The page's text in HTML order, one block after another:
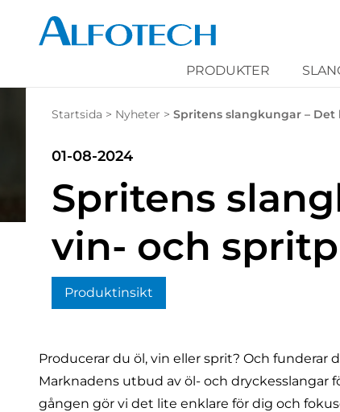
PRODUKTER
Startsida > Nyheter > Spritens slangkungar –
01-08-2024
Spritens
vin- och
Produktinsikt
Producerar du öl, vin eller sprit? Och funderar
Marknadens utbud av öl- och
gången gör vi det lite enklare för dig och